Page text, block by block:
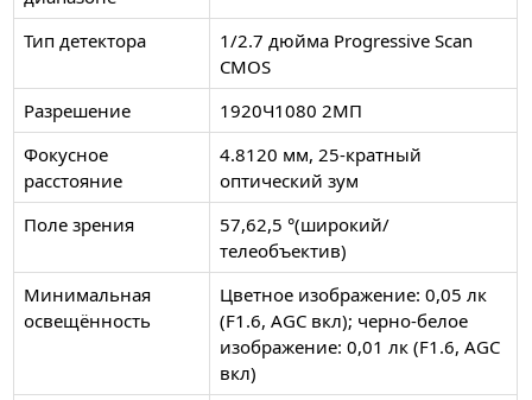
Тип детектора
1/2.7 дюйма Progressive Scan
CMOS
Разрешение
1920Ч1080 2MП
Фокусное
расстояние
4.8120 мм, 25-кратный
оптический зум
Поле зрения
57,62,5 °(широкий/
телеобъектив)
Минимальная
освещённость
Цветное изображение: 0,05 лк
(F1.6, AGC вкл); черно-белое
изображение: 0,01 лк (F1.6, AGC
вкл)